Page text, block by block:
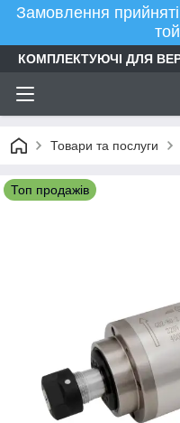
Замовлення
КОМПЛЕКТУЮЧІ ДЛЯ
Товари та послуги
Топ продажів